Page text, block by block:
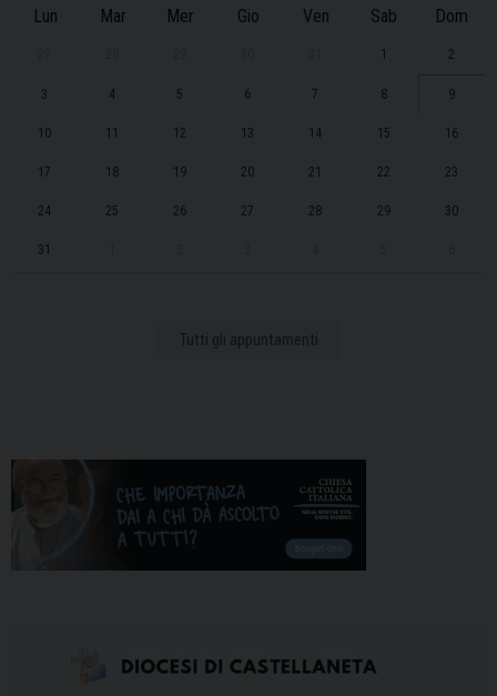
Lun Mar Mer Gio Ven Sab Dom
1 2
3 4 5 6 7 8 9
10 11 12 13 14 15 16
17 18 19 20 21 22 23
24 25 26 27 28 29 30
31
Tutti gli appuntamenti